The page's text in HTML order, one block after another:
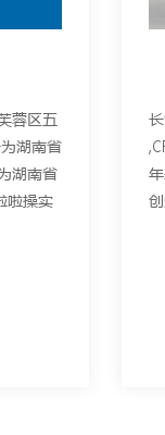
蓉区五
湖南省
湖南省
啦操实